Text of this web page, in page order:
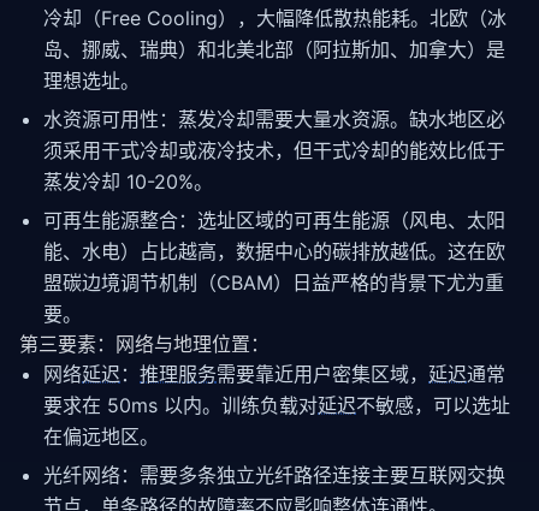
冷却（Free Cooling），大幅降低散热能耗。北欧（冰
岛、挪威、瑞典）和北美北部（阿拉斯加、加拿大）是
理想选址。
水资源可用性：蒸发冷却需要大量水资源。缺水地区必
须采用干式冷却或液冷技术，但干式冷却的能效比低于
蒸发冷却 10-20%。
可再生能源整合：选址区域的可再生能源（风电、太阳
能、水电）占比越高，数据中心的碳排放越低。这在欧
盟碳边境调节机制（CBAM）日益严格的背景下尤为重
要。
第三要素：网络与地理位置：
网络延迟： 推理服务需要靠近用户密集区域， 延迟通常
要求在 50ms 以内。训练负载对延迟不敏感，可以选址
在偏远地区。
光纤网络：需要多条独立光纤路径连接主要互联网交换
节点，单条路径的故障率不应影响整体连通性。